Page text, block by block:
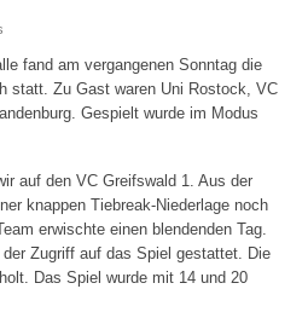
»
werden
fand am vergangenen Sonntag die
statt. Zu Gast waren Uni Rostock, VC
Gespielt wurde im Modus
auf den VC Greifswald 1. Aus der
knappen Tiebreak-Niederlage noch
erwischte einen blendenden Tag.
Zugriff auf das Spiel gestattet. Die
Das Spiel wurde mit 14 und 20